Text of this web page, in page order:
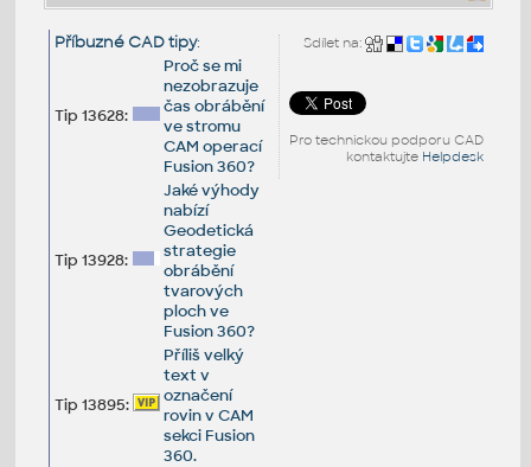
Sdílet na:
Pro technickou podporu CAD
kontaktujte Helpdesk
Příbuzné CAD tipy:
Tip 13628:
Proč se mi
nezobrazuje
čas obrábění
ve stromu
CAM operací
Fusion 360?
Tip 13928:
Jaké výhody
nabízí
Geodetická
strategie
obrábění
tvarových
ploch ve
Fusion 360?
Tip 13895:
Příliš velký
text v
označení
rovin v CAM
sekci Fusion
360.